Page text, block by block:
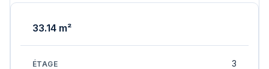
33.14 m²
3